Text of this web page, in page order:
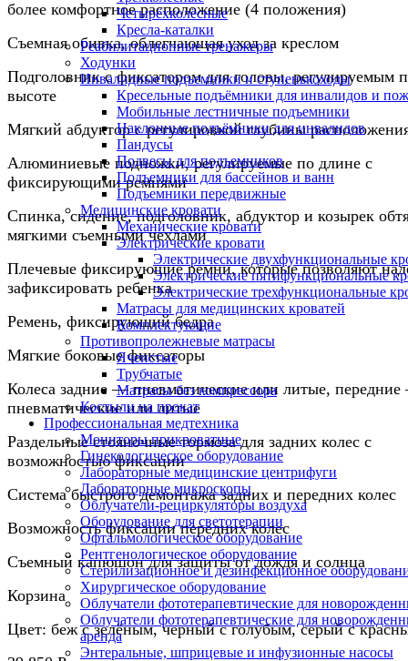
Четырёхколёсные
Кресла-каталки
Реабилитационные тренажеры
Ходунки
Инвалидные подъемники и ступенькоходы
Кресельные подъёмники для инвалидов и
Мобильные лестничные подъемники
Наклонные подъёмники для инвалидов
Пандусы
Подвесы для подъемников
Подъемники для бассейнов и ванн
Подъемники передвижные
Медицинские кровати
Механические кровати
Электрические кровати
Электрические двухфункциональные
Электрические пятифункциональные
Электрические трехфункциональные
Матрасы для медицинских кроватей
Комплектующие
Противопролежневые матрасы
Ячеистые
Трубчатые
Матрасы без компрессора
Костыли на прокат
Профессиональная медтехника
Мониторы прикроватные
Гинекологическое оборудование
Лабораторные медицинские центрифуги
Лабораторные микроскопы
Облучатели-рециркуляторы воздуха
Оборудование для светотерапии
Офтальмологическое оборудование
Рентгенологическое оборудование
Стерилизационное и дезинфекционное
Хирургическое оборудование
Облучатели фототерапевтические для
Облучатели фототерапевтические для
аренда
Энтеральные, шприцевые и инфузионные насосы
более комфортное расположение (4 положения)
Съемная обивка, облегчающая уход за креслом
Подголовник с фиксатором для головы, регулируемым
высоте
Мягкий абдуктор с регулировкой глубины
Алюминиевые подножки, регулируемые по длине с
фиксирующими ремнями
Спинка, сидение, подголовник, абдуктор и козырек
мягкими съемными чехлами
Плечевые фиксирующие ремни, которые позволяют
зафиксировать ребенка
Ремень, фиксирующий бедра
Мягкие боковые фиксаторы
Колеса задние — пневматические или литые, передние
пневматические или литые
Раздельные стояночные тормоза для задних колес с
возможностью фиксации
Система быстрого демонтажа задних и передних колес
Возможность фиксации передних колес
Съемный капюшон для защиты от дождя и солнца
Корзина
Цвет: беж с зелёным, черный с голубым, серый с